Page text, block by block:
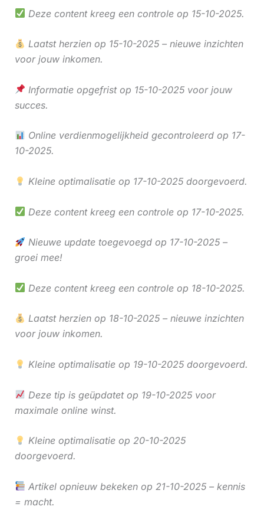
Deze content kreeg een controle op 15-10-2025.
Laatst herzien op 15-10-2025 – nieuwe inzichten
voor jouw inkomen.
Informatie opgefrist op 15-10-2025 voor jouw
succes.
Online verdienmogelijkheid gecontroleerd op 17-
10-2025.
Kleine optimalisatie op 17-10-2025 doorgevoerd.
Deze content kreeg een controle op 17-10-2025.
Nieuwe update toegevoegd op 17-10-2025 –
groei mee!
Deze content kreeg een controle op 18-10-2025.
Laatst herzien op 18-10-2025 – nieuwe inzichten
voor jouw inkomen.
Kleine optimalisatie op 19-10-2025 doorgevoerd.
Deze tip is geüpdatet op 19-10-2025 voor
maximale online winst.
Kleine optimalisatie op 20-10-2025
doorgevoerd.
Artikel opnieuw bekeken op 21-10-2025 – kennis
= macht.